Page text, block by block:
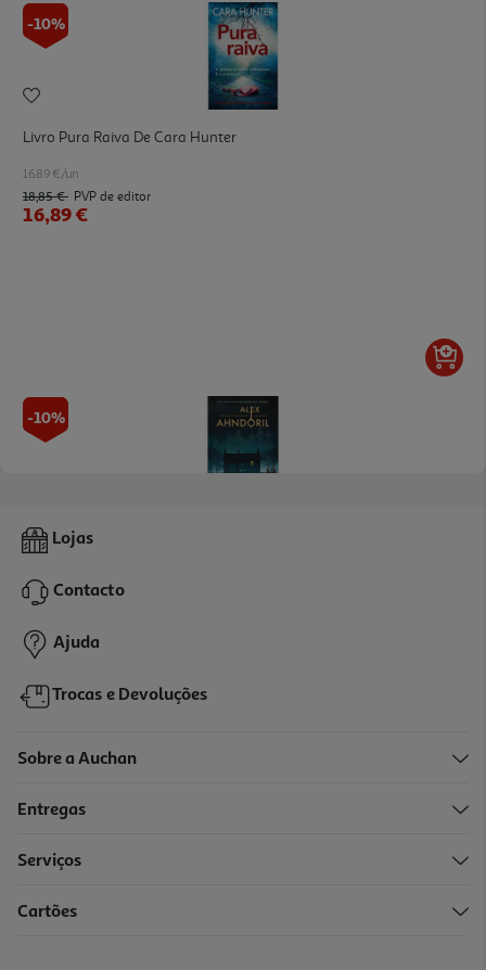
-10%
Livro Pura Raiva De Cara Hunter
16.89 €/un
18,85 € PVP de editor
16,89 €
-10%
Livro Vou Encontrar A Chave De Alex Ahndoril
19,98 € PVP de editor
17,98 €
-10%
Lojas
Contacto
Ajuda
Trocas e Devoluções
Sobre a Auchan
Entregas
Serviços
Cartões